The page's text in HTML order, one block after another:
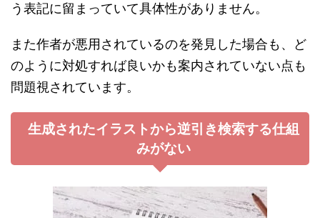
う表記に留まっていて具体性がありません。
また作者が悪用されているのを発見した場合も、ど
のように対処すれば良いかも案内されていない点も
問題視されています。
生成されたイラストから逆引き検索する仕組
みがない